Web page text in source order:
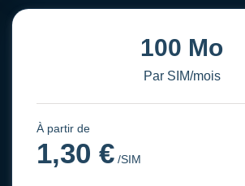
100 Mo
Par SIM/mois
À partir de
1,30 € /SIM